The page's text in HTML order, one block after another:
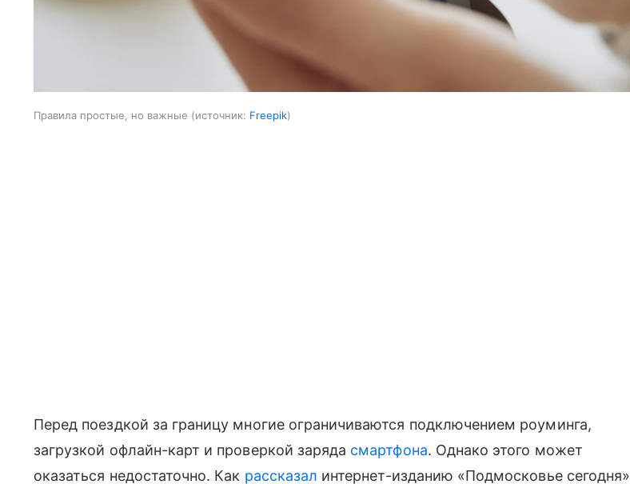
Правила простые, но важные источник: Freepik
Перед поездкой за границу многие ограничиваются подключением роуминга,
загрузкой офлайн-карт и проверкой заряда смартфона. Однако этого может
оказаться недостаточно. Как рассказал интернет-изданию «Подмосковье сегодня»